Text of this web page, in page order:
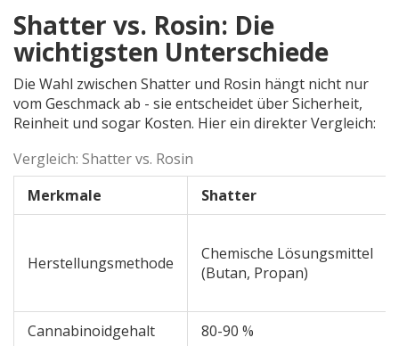
Shatter vs. Rosin: Die
wichtigsten Unterschiede
Die Wahl zwischen Shatter und Rosin hängt nicht nur
vom Geschmack ab - sie entscheidet über Sicherheit,
Reinheit und sogar Kosten. Hier ein direkter Vergleich:
Vergleich: Shatter vs. Rosin
Merkmale
Shatter
Herstellungsmethode
Chemische Lösungsmittel
(Butan, Propan)
Cannabinoidgehalt 80-90 %